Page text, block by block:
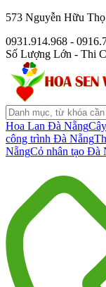
573 Nguyễn Hữu
0931.914.968 -
Số Lượng Lớn - Thi
Hoa Lan Đà Nẵng
công trình Đà Nẵng
NẵngCỏ nhân tạo Đà